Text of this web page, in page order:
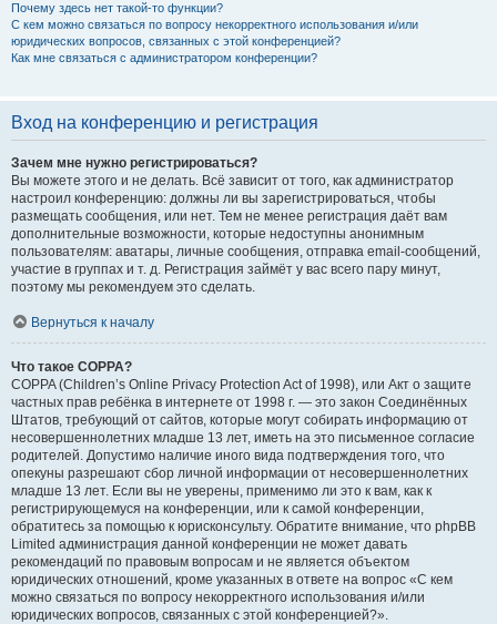
Почему здесь нет такой-то функции?
С кем можно связаться по вопросу некорректного использования и/или
юридических вопросов, связанных с этой конференцией?
Как мне связаться с администратором конференции?
Вход на конференцию и регистрация
Зачем мне нужно регистрироваться?
Вы можете этого и не делать. Всё зависит от того, как администратор
настроил конференцию: должны ли вы зарегистрироваться, чтобы
размещать сообщения, или нет. Тем не менее регистрация даёт вам
дополнительные возможности, которые недоступны анонимным
пользователям: аватары, личные сообщения, отправка email-сообщений,
участие в группах и т. д. Регистрация займёт у вас всего пару минут,
поэтому мы рекомендуем это сделать.
Вернуться к началу
Что такое COPPA?
COPPA (Children’s Online Privacy Protection Act of 1998), или Акт о защите
частных прав ребёнка в интернете от 1998 г. — это закон Соединённых
Штатов, требующий от сайтов, которые могут собирать информацию от
несовершеннолетних младше 13 лет, иметь на это письменное согласие
родителей. Допустимо наличие иного вида подтверждения того, что
опекуны разрешают сбор личной информации от несовершеннолетних
младше 13 лет. Если вы не уверены, применимо ли это к вам, как к
регистрирующемуся на конференции, или к самой конференции,
обратитесь за помощью к юрисконсульту. Обратите внимание, что phpBB
Limited администрация данной конференции не может давать
рекомендаций по правовым вопросам и не является объектом
юридических отношений, кроме указанных в ответе на вопрос «С кем
можно связаться по вопросу некорректного использования и/или
юридических вопросов, связанных с этой конференцией?».